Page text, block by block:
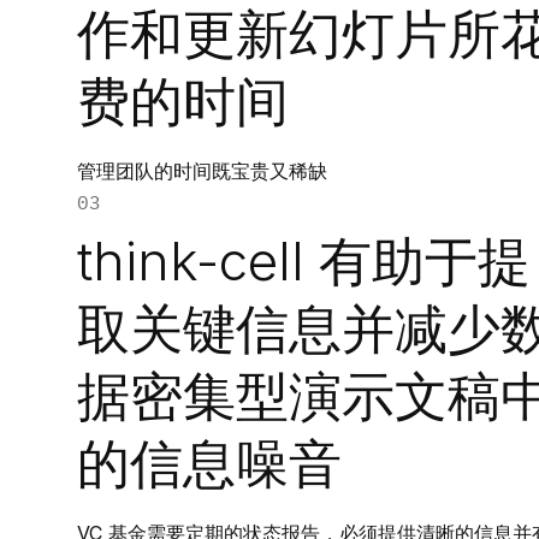
作和更新幻灯片所
费的时间
管理团队的时间既宝贵又稀缺
03
think-cell 有助于提
取关键信息并减少
据密集型演示文稿
的信息噪音
VC 基金需要定期的状态报告，必须提供清晰的信息并